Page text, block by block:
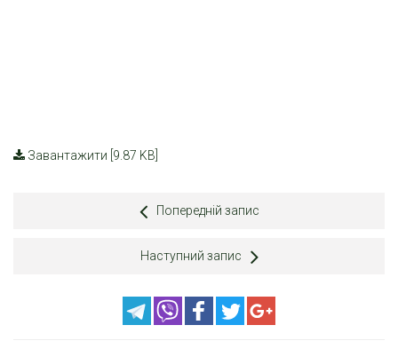
Завантажити [9.87 KB]
Попередній запис
Наступний запис